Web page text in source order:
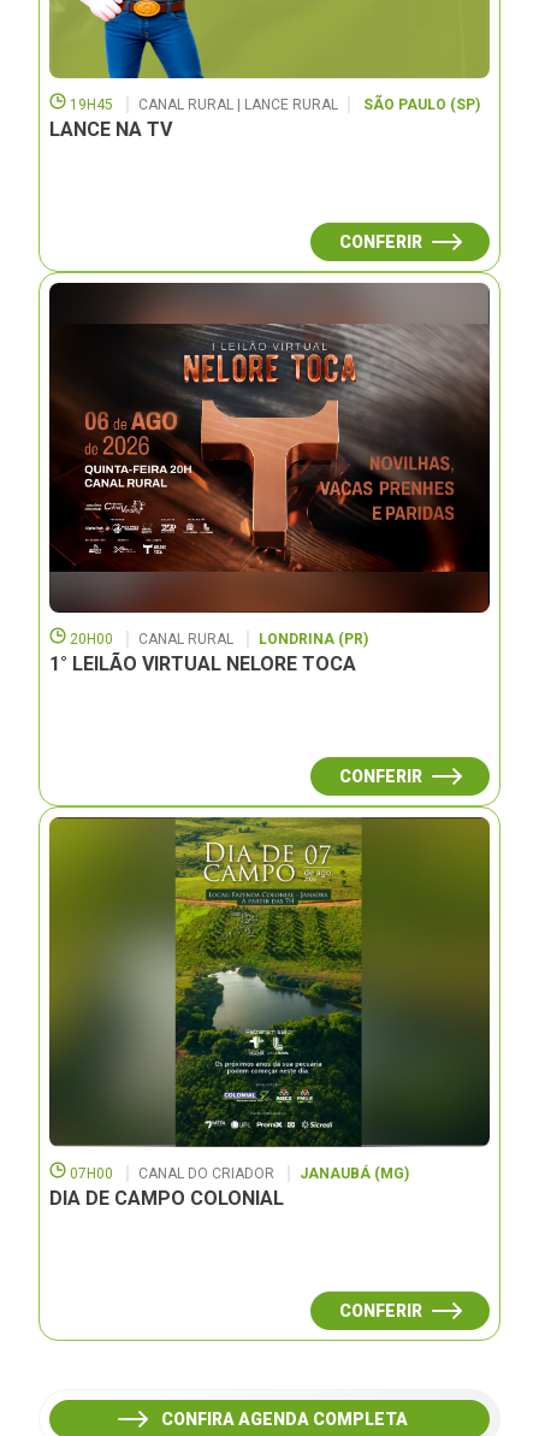
19H45 CANAL RURAL | LANCE RURAL SÃO PAULO (SP)
LANCE NA TV
CONFERIR
20H00 CANAL RURAL LONDRINA (PR)
1° LEILÃO VIRTUAL NELORE TOCA
CONFERIR
07H00 CANAL DO CRIADOR JANAUBÁ (MG)
DIA DE CAMPO COLONIAL
CONFERIR
CONFIRA AGENDA COMPLETA